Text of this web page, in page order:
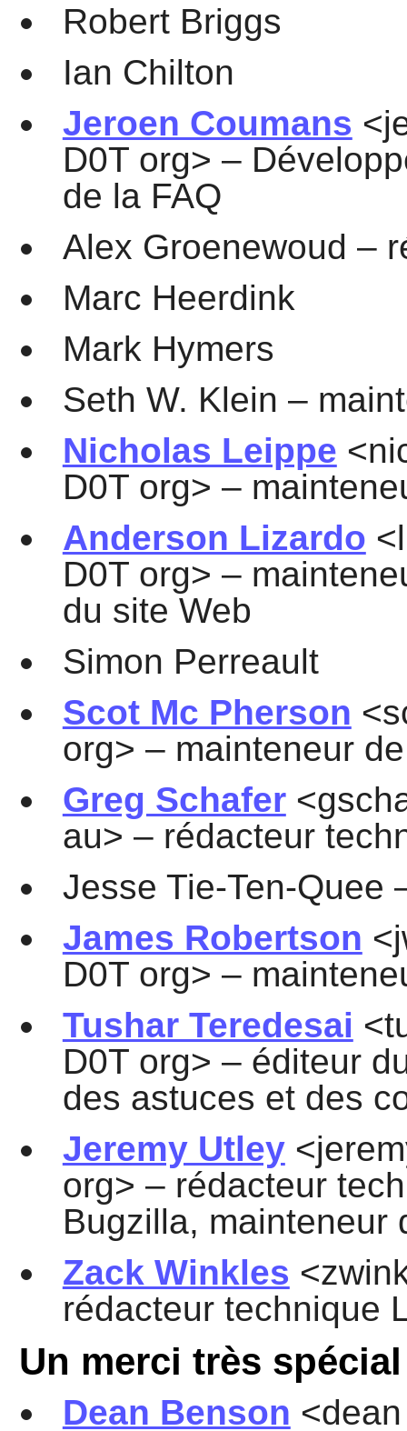
Robert Briggs
Ian Chilton
Jeroen Coumans
D0T org> –
de la FAQ
Alex Groenewoud –
Marc Heerdink
Mark Hymers
Seth W. Klein –
Nicholas Leippe
D0T org> –
Anderson Lizardo
D0T org> –
du site Web
Simon Perreault
Scot Mc Pherson
org> – mainteneur
Greg Schafer
au> – rédacteur
Jesse Tie-Ten-Quee
James Robertson
D0T org> –
Tushar Teredesai
D0T org> – éditeur
des astuces et des
Jeremy Utley
org> – rédacteur
Bugzilla, mainteneur
Zack Winkles
rédacteur technique
Un merci très
Dean Benson